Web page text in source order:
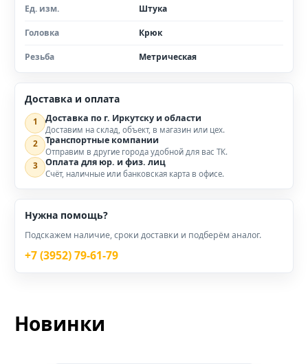
Ед. изм. Штука
Головка Крюк
Резьба Метрическая
Доставка и оплата
1 Доставка по г. Иркутску и области
Доставим на склад, объект, в магазин или цех.
2 Транспортные компании
Отправим в другие города удобной для вас ТК.
3 Оплата для юр. и физ. лиц
Счёт, наличные или банковская карта в офисе.
Нужна помощь?
Подскажем наличие, сроки доставки и подберём аналог.
+7 (3952) 79-61-79
Новинки